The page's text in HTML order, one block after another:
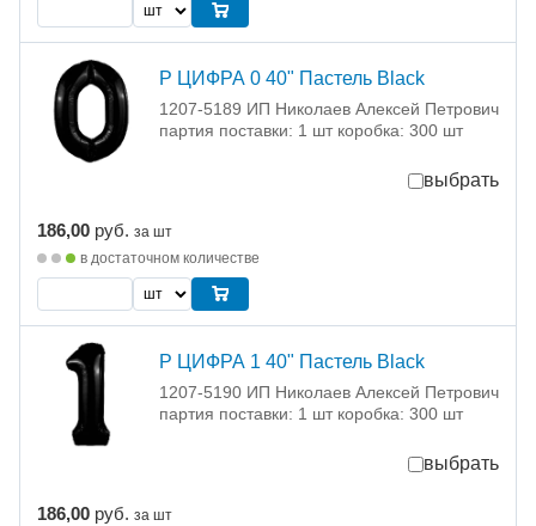
Р ЦИФРА 0 40" Пастель Black
1207-5189 ИП Николаев Алексей Петрович
партия поставки: 1 шт коробка: 300 шт
выбрать
186,00 руб. за шт
в достаточном количестве
Р ЦИФРА 1 40" Пастель Black
1207-5190 ИП Николаев Алексей Петрович
партия поставки: 1 шт коробка: 300 шт
выбрать
186,00 руб. за шт